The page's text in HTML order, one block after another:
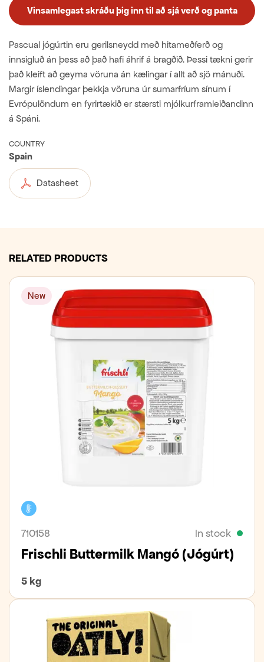
Vinsamlegast skráðu þig inn til að sjá verð og panta
Pascual jógúrtin eru gerilsneydd með hitameðferð og
innsigluð án þess að það hafi áhrif á bragðið. Þessi tækni gerir
það kleift að geyma vöruna án kælingar í allt að sjö mánuði.
Margir íslendingar þekkja vöruna úr sumarfríum sínum í
Evrópulöndum en fyrirtækið er stærsti mjólkurframleiðandinn
á Spáni.
COUNTRY
Spain
Datasheet
RELATED PRODUCTS
New
710158 In stock
Frischli Buttermilk Mangó (Jógúrt)
5 kg